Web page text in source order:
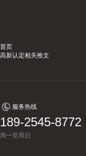
首页
高新认定相关推文
服务热线
189-2545-8772
周一至周日